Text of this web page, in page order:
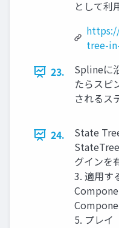
として利
tree-
23.
Splineに
たらスピ
されるス
24.
State
グインを
3. 適用す
5. プレイ